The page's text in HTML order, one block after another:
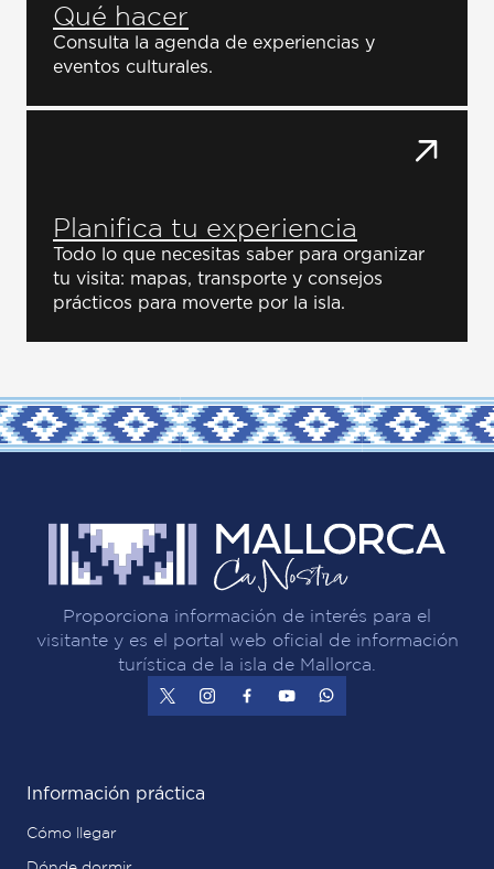
Qué hacer
Consulta la agenda de experiencias y
eventos culturales.
Planifica tu experiencia
Todo lo que necesitas saber para organizar
tu visita: mapas, transporte y consejos
prácticos para moverte por la isla.
Proporciona información de interés para el
visitante y es el portal web oficial de información
turística de la isla de Mallorca.
Información práctica
Cómo llegar